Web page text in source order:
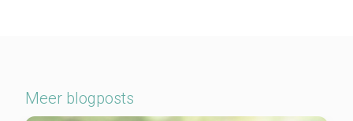
Meer blogposts